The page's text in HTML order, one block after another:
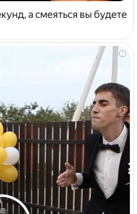
а смеяться вы будете
i